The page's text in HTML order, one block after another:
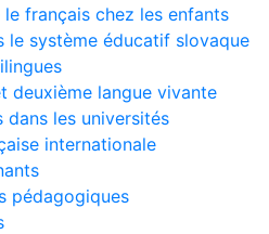
français chez les enfants
le système éducatif slovaque
deuxième langue vivante
dans les universités
internationale
pédagogiques